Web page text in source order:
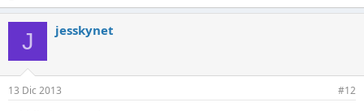
J jesskynet
13 Dic 2013 #12